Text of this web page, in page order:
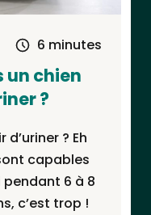
6 minutes
un chien
?
? Eh
capables
6 à 8
c’est trop !